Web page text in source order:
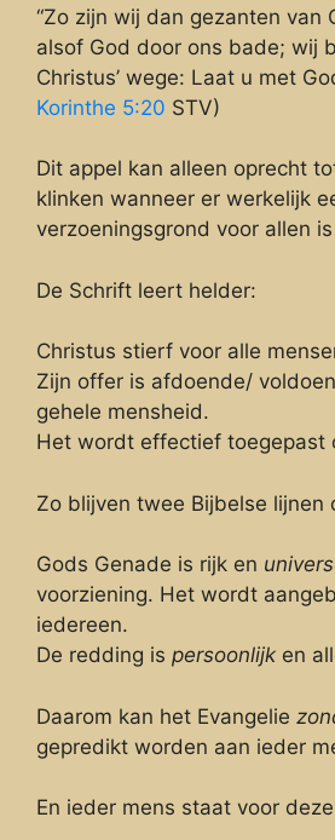
“Zo zijn wij dan gezanten van
alsof God door ons bade; wij
Christus’ wege: Laat u met
Korinthe 5:20 STV)
Dit appel kan alleen oprecht
klinken wanneer er werkelijk
verzoeningsgrond voor allen
De Schrift leert helder:
Christus stierf voor alle
Zijn offer is afdoende/
gehele mensheid.
Het wordt effectief toegepast
Zo blijven twee Bijbelse lijnen
Gods Genade is rijk en
voorziening. Het wordt
iedereen.
De redding is persoonlijk en
Daarom kan het Evangelie
gepredikt worden aan ieder
En ieder mens staat voor